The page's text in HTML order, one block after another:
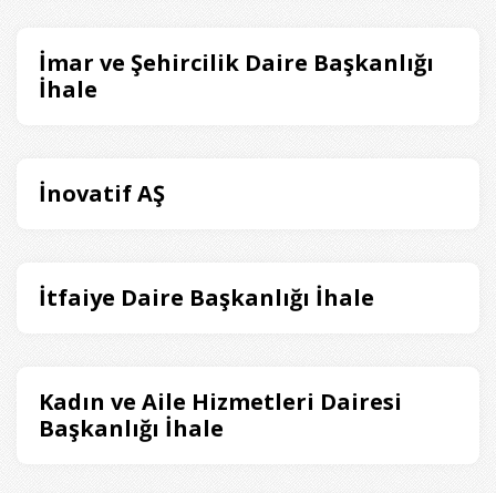
İmar ve Şehircilik Daire Başkanlığı
İhale
İnovatif AŞ
İtfaiye Daire Başkanlığı İhale
Kadın ve Aile Hizmetleri Dairesi
Başkanlığı İhale